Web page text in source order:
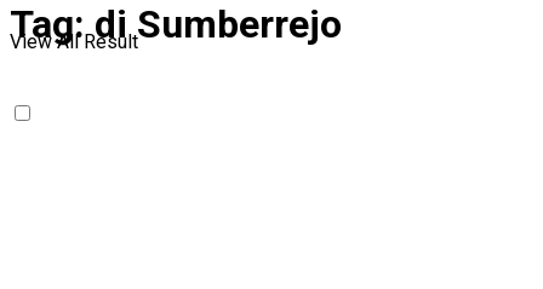
View All Result
Tag:di Sumberrejo